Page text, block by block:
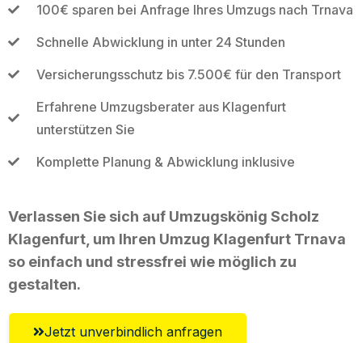
100€ sparen bei Anfrage Ihres Umzugs nach Trnava
Schnelle Abwicklung in unter 24 Stunden
Versicherungsschutz bis 7.500€ für den Transport
Erfahrene Umzugsberater aus Klagenfurt
unterstützen Sie
Komplette Planung & Abwicklung inklusive
Verlassen Sie sich auf Umzugskönig Scholz
Klagenfurt, um Ihren Umzug Klagenfurt Trnava
so einfach und stressfrei wie möglich zu
gestalten.
Jetzt unverbindlich anfragen